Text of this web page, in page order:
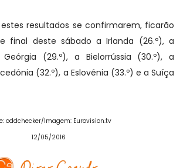
resultados se confirmarem, ficarão
final deste sábado a Irlanda (26.º), a
(29.º), a Bielorrússia (30.º), a
(32.º), a Eslovénia (33.º) e a Suíça
oddchecker/Imagem:Eurovision.tv
12/05/2016